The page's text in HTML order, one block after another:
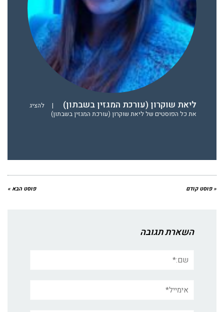
ליאת שוקרון (עורכת המגזין בשבתון) |
להציג
את כל הפוסטים של ליאת שוקרון (עורכת המגזין בשבתון)
« פוסט קודם פוסט הבא »
השארת תגובה